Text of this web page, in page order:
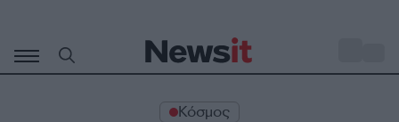
περιεχόμενο
Κόσμος